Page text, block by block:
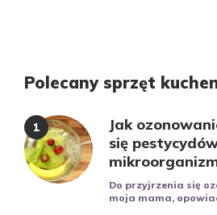
Polecany sprzęt
Jak
się
Do przyjrzenia się
moja mama,